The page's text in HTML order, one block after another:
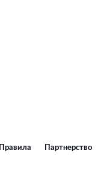
Правила Партнерство